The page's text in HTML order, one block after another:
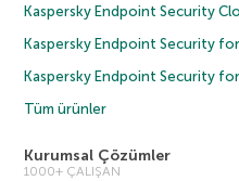
Kaspersky Endpoint Security
Kaspersky Endpoint Security
Kaspersky Endpoint Security
Tüm ürünler
Kurumsal Çözümler
1000+ ÇALIŞAN